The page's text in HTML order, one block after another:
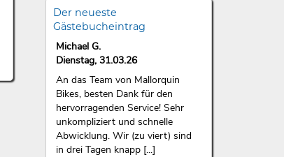
Der neueste
Gästebucheintrag
Michael G.
Dienstag, 31.03.26
An das Team von Mallorquin
Bikes, besten Dank für den
hervorragenden Service! Sehr
unkompliziert und schnelle
Abwicklung. Wir (zu viert) sind
in drei Tagen knapp [...]